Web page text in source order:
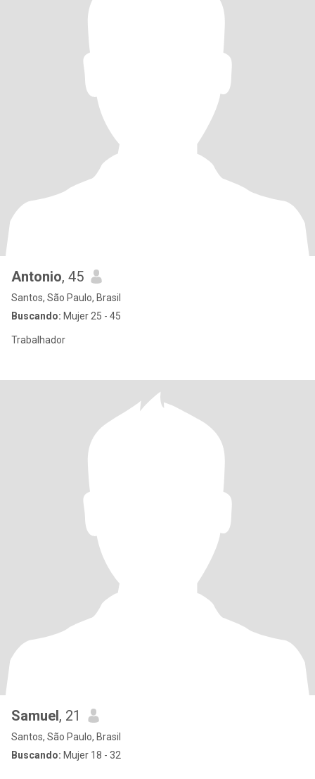
Antonio, 45
Santos, São Paulo, Brasil
Buscando: Mujer 25 - 45
Trabalhador
Samuel, 21
Santos, São Paulo, Brasil
Buscando: Mujer 18 - 32